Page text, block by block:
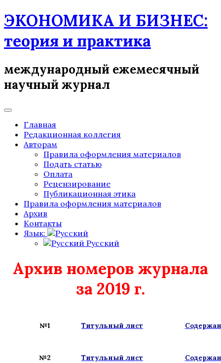
Skip
to
ЭКОНОМИКА И БИЗНЕС:
теория и практика
международный ежемесячный
научный журнал
Главная
Редакционная коллегия
Авторам
Правила оформления материалов
Подать статью
Оплата
Рецензирование
Публикационная этика
Правила оформления материалов
Архив
Контакты
Язык:
Русский
Архив номеров журнала
за 2019 г.
№1 Титульный лист
№2 Титульный лист